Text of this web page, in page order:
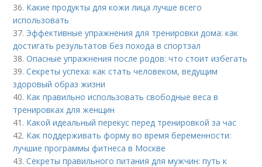
36. Какие продукты для кожи лица лучше всего
использовать
37. Эффективные упражнения для тренировки дома: как
достигать результатов без похода в спортзал
38.Опасные упражнения после родов: что стоит избегать
39.Секреты успеха: как стать человеком, ведущим
здоровый образ жизни
40. Как правильно использовать свободные веса в
тренировках для женщин
41. Какой идеальный перекус перед тренировкой за час
42. Как поддерживать форму во время беременности:
лучшие программы фитнеса в Москве
43.Секреты правильного питания для мужчин: путь к